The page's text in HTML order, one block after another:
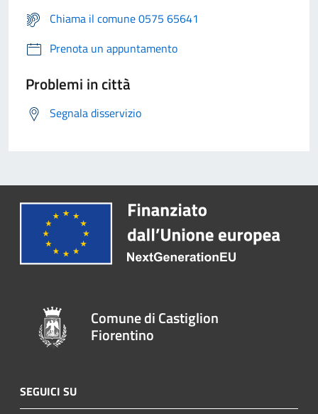
Chiama il comune 0575 65641
Prenota un appuntamento
Problemi in città
Segnala disservizio
Comune di Castiglion
Fiorentino
SEGUICI SU